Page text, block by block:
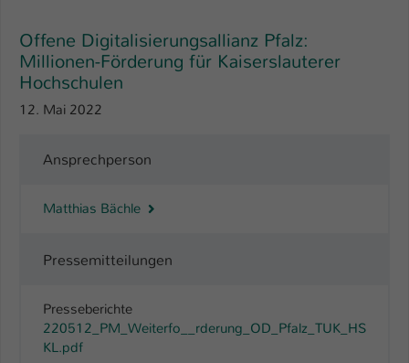
Offene Digitalisierungsallianz Pfalz:
Millionen-Förderung für Kaiserslauterer
Hochschulen
12. Mai 2022
Ansprechperson
Matthias Bächle
Pressemitteilungen
Presseberichte
220512_PM_Weiterfo__rderung_OD_Pfalz_TUK_HS
KL.pdf